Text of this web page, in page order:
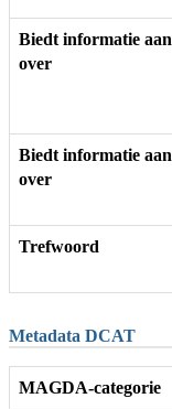
Biedt informatie aan
over
Biedt informatie aan
over
Trefwoord
Metadata DCAT
MAGDA-categorie